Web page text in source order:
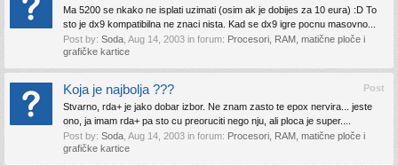
Ma 5200 se nkako ne isplati uzimati (osim ak je dobijes za 10 eura) :D To
sto je dx9 kompatibilna ne znaci nista. Kad se dx9 igre pocnu masovno...
Post by: Soda Aug 14, 2003 in forum: Procesori, RAM, matične ploče i
grafičke kartice
Post
Koja je najbolja ???
Stvarno, rda+ je jako dobar izbor. Ne znam zasto te epox nervira... jeste
ono, ja imam rda+ pa sto cu preoruciti nego nju, ali ploca je super....
Post by: Soda Aug 14, 2003 in forum: Procesori, RAM, matične ploče i
grafičke kartice